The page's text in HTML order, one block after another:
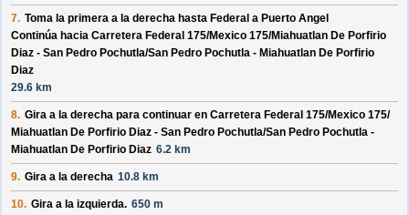
7. Toma la primera a la derecha hasta Federal a Puerto Angel
Continúa hacia Carretera Federal 175/Mexico 175/Miahuatlan De Porfirio
Diaz - San Pedro Pochutla/San Pedro Pochutla - Miahuatlan De Porfirio
Diaz
29.6 km
8. Gira a la derecha para continuar en Carretera Federal 175/Mexico 175/
Miahuatlan De Porfirio Diaz - San Pedro Pochutla/San Pedro Pochutla -
Miahuatlan De Porfirio Diaz 6.2 km
9. Gira a la derecha 10.8 km
10. Gira a la izquierda. 650 m